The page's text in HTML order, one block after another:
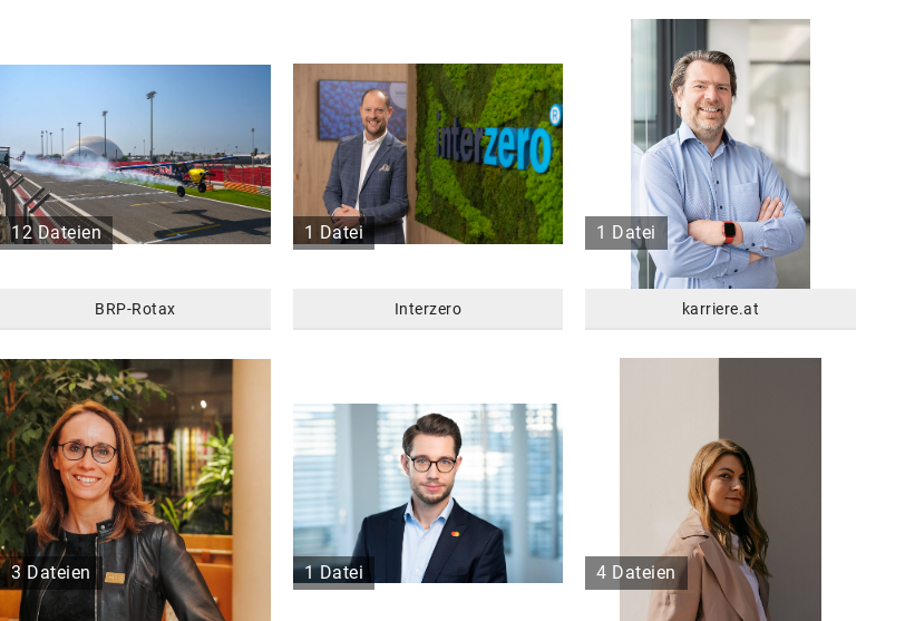
12 Dateien
BRP-Rotax
1 Datei
Interzero
1 Datei
karriere.at
3 Dateien 1 Datei 4 Dateien